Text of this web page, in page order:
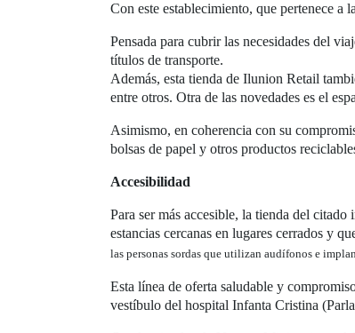
Con este establecimiento, que pertenece a
Pensada para cubrir las necesidades del
títulos de transporte.
Además, esta tienda de Ilunion Retail
entre otros. Otra de las novedades es el
Asimismo, en coherencia con su
bolsas de papel y otros productos
Accesibilidad
Para ser más accesible, la tienda del
estancias cercanas en lugares cerrados y
las personas sordas que utilizan audífonos e
Esta línea de oferta saludable y
vestíbulo del hospital Infanta Cristina